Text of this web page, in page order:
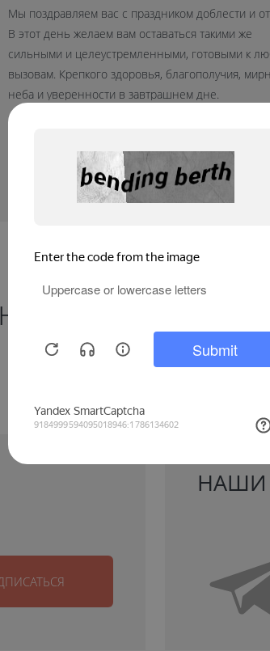
Мы поздравляем вас с праздником доблести и
В этот день желаем вам оставаться такими же
сильными и целеустремленными, готовыми к
вызовам. Крепкого здоровья, благополучия,
неба и уверенности в завтрашнем дне.
нас и будьте
новостей
НАШИ